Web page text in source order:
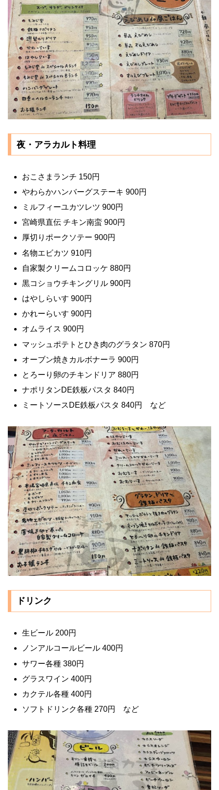
夜・アラカルト料理
おこさまランチ 150円
やわらかハンバーグステーキ 900円
ミルフィーユカツレツ 900円
宮崎県直伝 チキン南蛮 900円
厚切りポークソテー 900円
名物エビカツ 910円
自家製クリームコロッケ 880円
黒コショウチキングリル 900円
はやしらいす 900円
かれーらいす 900円
オムライス 900円
マッシュポテトとひき肉のグラタン 870円
オーブン焼きカルボナーラ 900円
とろーり卵のチキンドリア 880円
ナポリタンDE鉄板パスタ 840円
ミートソースDE鉄板パスタ 840円 など
ドリンク
生ビール 200円
ノンアルコールビール 400円
サワー各種 380円
グラスワイン 400円
カクテル各種 400円
ソフトドリンク各種 270円 など